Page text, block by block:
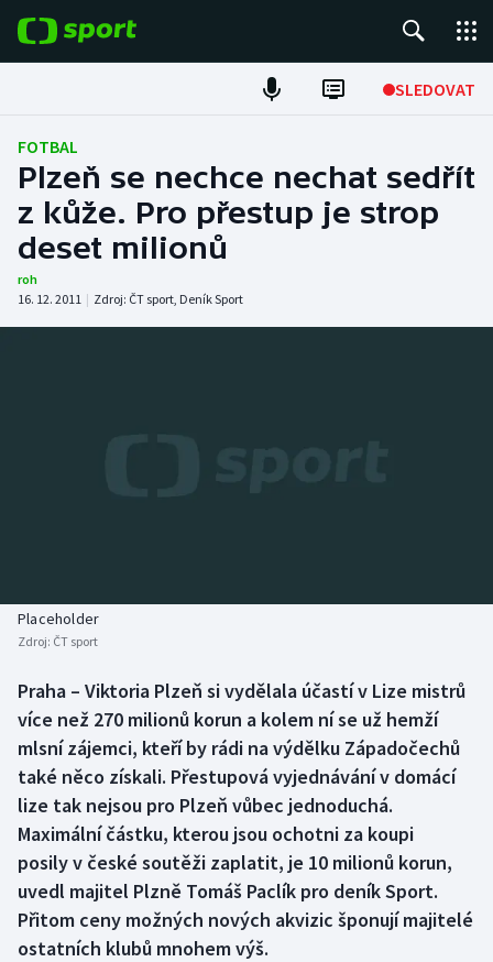
SLEDOVAT
Fotbal
Hokej
Tenis
Atletika
Biatlon
Box
Curling
Dostihy
Florbal
Futsal
Aplikace ČT sport
FOTBAL
Plzeň se nechce nechat sedřít
z kůže. Pro přestup je strop
deset milionů
roh
16. 12. 2011 | Zdroj: ČT sport, Deník Sport
Placeholder
Zdroj: ČT sport
Praha – Viktoria Plzeň si vydělala účastí v Lize mistrů
více než 270 milionů korun a kolem ní se už hemží
mlsní zájemci, kteří by rádi na výdělku Západočechů
také něco získali. Přestupová vyjednávání v domácí
lize tak nejsou pro Plzeň vůbec jednoduchá.
Maximální částku, kterou jsou ochotni za koupi
posily v české soutěži zaplatit, je 10 milionů korun,
uvedl majitel Plzně Tomáš Paclík pro deník Sport.
Přitom ceny možných nových akvizic šponují majitelé
ostatních klubů mnohem výš.